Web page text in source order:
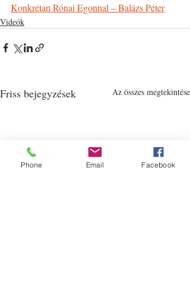
Konkrétan Rónai Egonnal – Balázs Péter
Videók
Friss bejegyzések Az összes megtekintése
Phone Email Facebook